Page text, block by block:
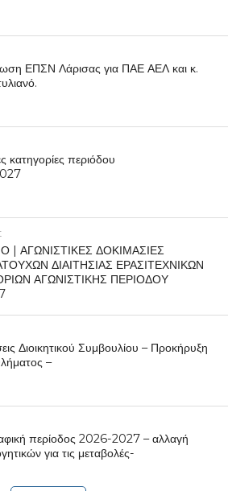
ΕΠΣΝ Λάρισας για ΠΑΕ ΑΕΛ και κ.
κατηγορίες περιόδου
| ΑΓΩΝΙΣΤΙΚΕΣ ΔΟΚΙΜΑΣΙΕΣ
ΔΙΑΙΤΗΣΙΑΣ ΕΡΑΣΙΤΕΧΝΙΚΩΝ
ΑΓΩΝΙΣΤΙΚΗΣ ΠΕΡΙΟΔΟΥ
Διοικητικού Συμβουλίου – Προκήρυξη
–
περίοδος 2026-2027 – αλλαγή
για τις μεταβολές-